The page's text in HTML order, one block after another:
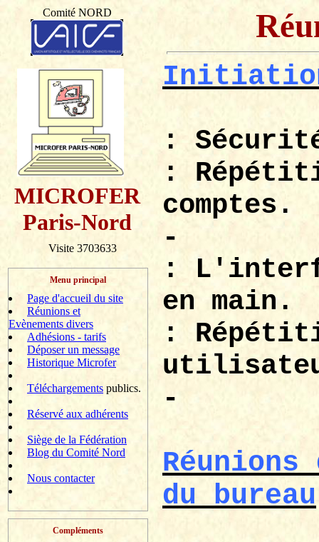
Comité NORD
MICROFER
Paris-Nord
Visite 3703633
Menu principal
Page d'accueil du site
Réunions et
Evènements divers
Adhésions - tarifs
Déposer un message
Historique Microfer
Téléchargements publics.
Réservé aux adhérents
Siège de la Fédération
Blog du Comité Nord
Nous contacter
Compléments
Initiation
:
:
comptes.
-
:
en main.
:
-
du bureau